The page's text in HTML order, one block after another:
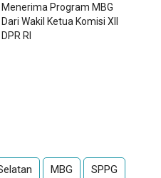
Menerima Program MBG
Dari Wakil Ketua Komisi XII
DPR RI
MBG SPPG